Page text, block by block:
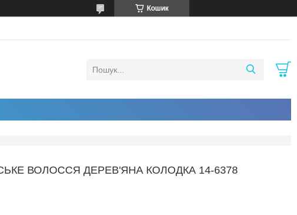
Кошик
ВОЛОССЯ ДЕРЕВ'ЯНА КОЛОДКА 14-6378